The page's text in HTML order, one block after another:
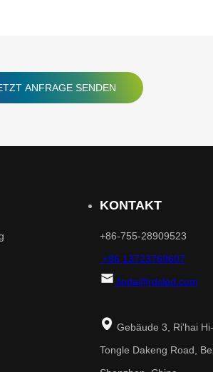
ANFRAGE SENDEN
KONTAKT
+86-755-28909523
+86 13723769607
linda@rdsled.com
Gebäude 3, Ri'hai
Tongle Dakeng Road,